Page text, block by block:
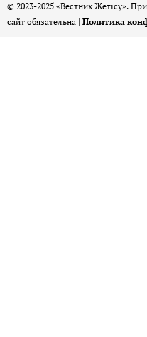
© 2023-2025 «Вестник Жетісу».
сайт обязательна | Политика